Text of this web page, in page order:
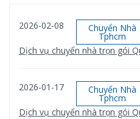
2026-02-08 Chuyển Nhà
Tphcm
Dịch vụ chuyển nhà trọn gói
2026-01-17 Chuyển Nhà
Tphcm
Dịch vụ chuyển nhà trọn gói